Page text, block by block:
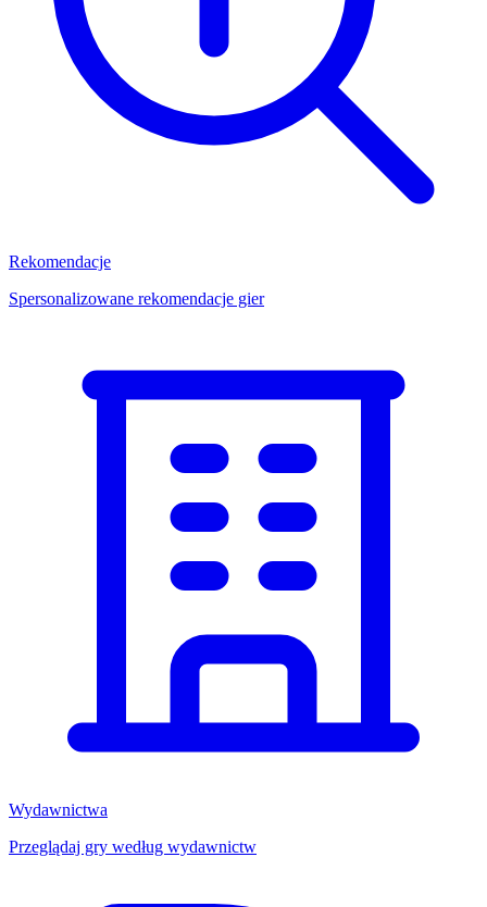
Rekomendacje
Spersonalizowane rekomendacje gier
Wydawnictwa
Przeglądaj gry według wydawnictw